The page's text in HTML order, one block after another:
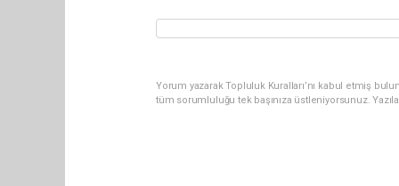
Yorum yazarak Topluluk Kuralları’nı kabul etmiş
tüm sorumluluğu tek başınıza üstleniyorsunuz.